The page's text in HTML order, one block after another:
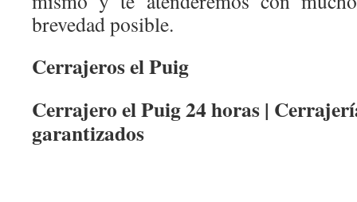
brevedad posible.
Cerrajeros el Puig
Cerrajero el Puig 24 horas |
garantizados